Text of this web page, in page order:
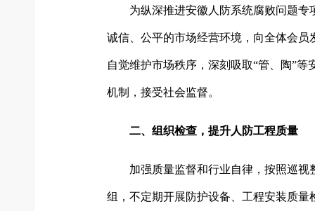
为纵深推进安徽人防系统腐败问题
诚信、公平的市场经营环境，向全体会
自觉维护市场秩序，深刻吸取“管、陶”
机制，接受社会监督。
二、组织检查，提升人防工程质量
加强质量监督和行业自律，按照巡
组，不定期开展防护设备、工程安装质